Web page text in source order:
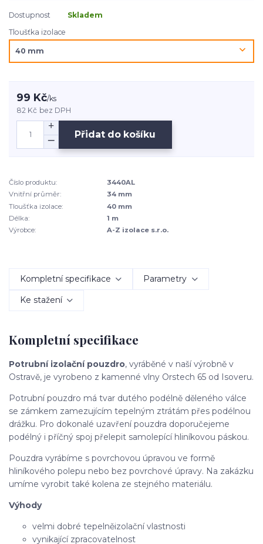
Dostupnost
Skladem
Tloušťka izolace
99 Kč/ks
82 Kč bez DPH
Přidat do košíku
Číslo produktu:
3440AL
Vnitřní průměr:
34 mm
Tloušťka izolace:
40 mm
Délka:
1 m
Výrobce:
A-Z izolace s.r.o.
Kompletní specifikace Parametry
Ke stažení
Kompletní specifikace
Potrubní izolační pouzdro, vyráběné v naší výrobně v
Ostravě, je vyrobeno z kamenné vlny Orstech 65 od Isoveru.
Potrubní pouzdro má tvar dutého podélně děleného válce
se zámkem zamezujícím tepelným ztrátám přes podélnou
drážku. Pro dokonalé uzavření pouzdra doporučejeme
podélný i příčný spoj přelepit samolepící hliníkovou páskou.
Pouzdra vyrábíme s povrchovou úpravou ve formě
hliníkového polepu nebo bez povrchové úpravy. Na zakázku
umíme vyrobit také kolena ze stejného materiálu.
Výhody
velmi dobré tepelněizolační vlastnosti
vynikající zpracovatelnost